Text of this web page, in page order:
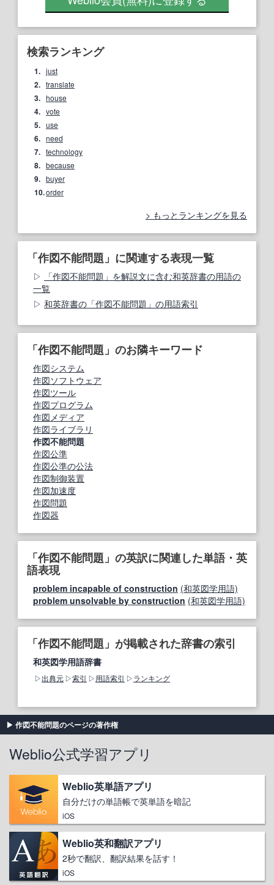
検索ランキング
1. just
2. translate
3. house
4. vote
5. use
6. need
7. technology
8. because
9. buyer
10.order
もっとランキングを見る
「作図不能問題」に関連する表現一覧
「作図不能問題」を解説文に含む和英辞書の用語の
一覧
和英辞書の「作図不能問題」の用語索引
「作図不能問題」のお隣キーワード
作図システム
作図ソフトウェア
作図ツール
作図プログラム
作図メディア
作図ライブラリ
作図不能問題
作図公準
作図公準の公法
作図制御装置
作図加速度
作図問題
作図器
「作図不能問題」の英訳に関連した単語・英
語表現
problem incapable of construction (和英図学用語)
problem unsolvable by construction (和英図学用語)
「作図不能問題」が掲載された辞書の索引
和英図学用語辞書
出典元 索引 用語索引 ランキング
作図不能問題のページの著作権
Weblio公式学習アプリ
Weblio英単語アプリ
自分だけの単語帳で英単語を暗記
iOS
Weblio英和翻訳アプリ
2秒で翻訳、翻訳結果を話す！
iOS